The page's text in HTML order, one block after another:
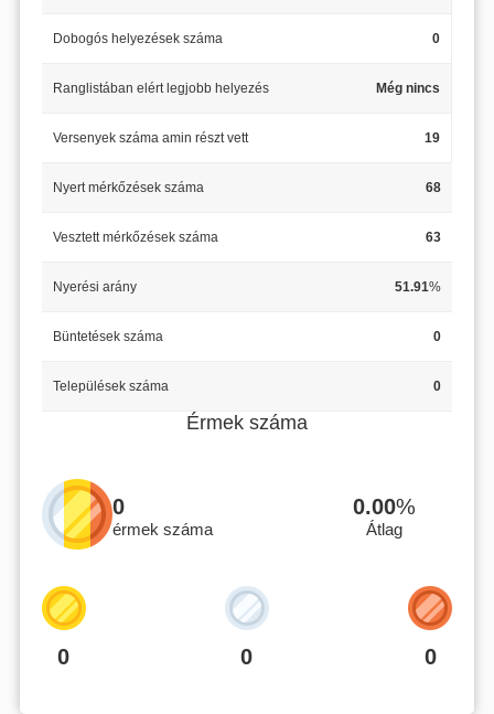
Dobogós helyezések száma 0
Ranglistában elért legjobb helyezés Még nincs
Versenyek száma amin részt vett 19
Nyert mérkőzések száma 68
Vesztett mérkőzések száma 63
Nyerési arány 51.91%
Büntetések száma 0
Települések száma 0
Érmek száma
0
érmek száma
0.00%
Átlag
0 0 0